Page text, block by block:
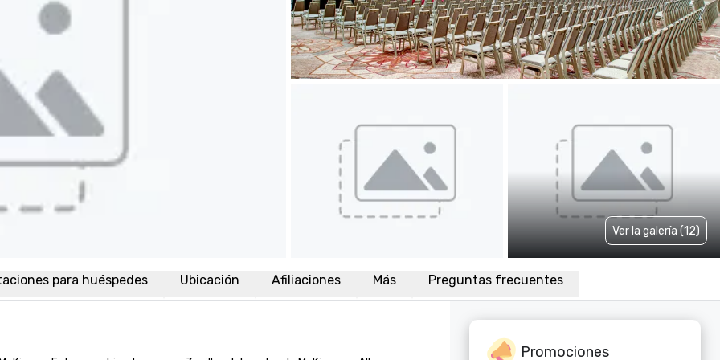
Ver la galería (12)
para huéspedes Ubicación Afiliaciones Más Preguntas frecuentes
Promociones